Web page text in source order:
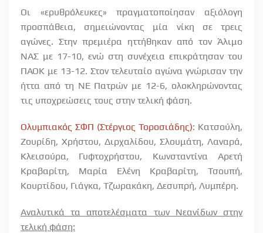
Οι «ερυθρόλευκες» πραγματοποίησαν αξιόλογη
προσπάθεια, σημειώνοντας μία νίκη σε τρεις
αγώνες. Στην πρεμιέρα ηττήθηκαν από τον Άλιμο
ΝΑΣ με 17-10, ενώ στη συνέχεια επικράτησαν του
ΠΑΟΚ με 13-12. Στον τελευταίο αγώνα γνώρισαν την
ήττα από τη ΝΕ Πατρών με 12-6, ολοκληρώνοντας
τις υποχρεώσεις τους στην τελική φάση.
Ολυμπιακός ΣΦΠ (Στέργιος Τοροσιάδης): Κατσούλη,
Ζουρίδη, Χρήστου, Διρχαλίδου, Σλουμάτη, Λαναρά,
Κλεισούρα, Γυφτοχρήστου, Κωνσταντίνα Αρετή
Κραβαρίτη, Μαρία Ελένη Κραβαρίτη, Τσουπή,
Κουρτίδου, Γιάγκα, Τζωρακάκη, Δεσυπρή, Λυμπέρη.
Αναλυτικά τα αποτελέσματα των Νεανίδων στην
τελική φάση: